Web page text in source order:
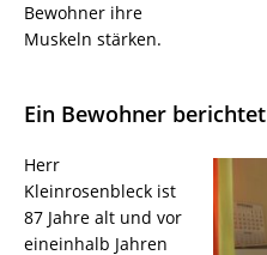
Bewohner ihre
Muskeln stärken.
Ein Bewohner berichtet
Herr
Kleinrosenbleck ist
87 Jahre alt und vor
eineinhalb Jahren